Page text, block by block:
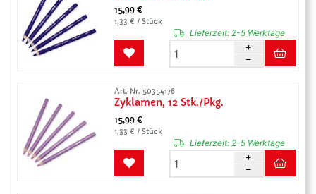
15,99 €
1,33 € / Stück
Lieferzeit:2-5 Werktage
Art. Nr. 50354176
Zyklamen, 12 Stk./Pkg.
15,99 €
1,33 € / Stück
Lieferzeit:2-5 Werktage